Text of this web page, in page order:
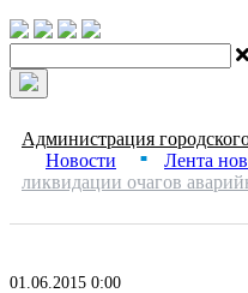
Администрация
Новости ■ Лента
ликвидации очагов
01.06.2015 0:00